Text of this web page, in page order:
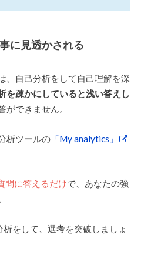
に見透かされる
、自己分析をして自己理解を深
を疎かにしていると浅い答えし
ができません。
析ツールの「My analytics」
問に答えるだけで、あなたの強
をして、選考を突破しましょ